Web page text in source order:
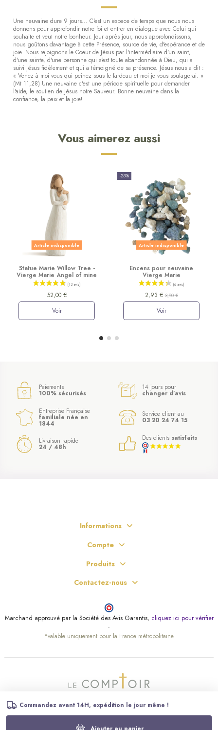
Commandez avant 14H, expédition le jour même !
Une neuvaine dure 9 jours... C'est un espace de temps que nous nous
donnons pour approfondir notre foi et entrer en dialogue avec Celui qui
souhaite et veut notre bonheur. Jour après jour, nous approfondissons,
nous goûtons davantage à cette Présence, source de vie, d'espérance et de
joie. Nous rejoignons le Coeur de Jésus par l'intermédiaire d'un saint,
d'une sainte, d'une personne qui s'est toute abandonnée à Dieu, qui a
suivi Jésus fidèlement et qui a témoigné de sa présence. Jésus nous a dit :
« Venez à moi vous qui peinez sous le fardeau et moi je vous soulagerai. »
(Mt 11,28) Une neuvaine c'est une période spirituelle pour demander
l'aide, le soutien de Jésus notre Sauveur. Bonne neuvaine dans la
confiance, la paix et la joie!
Vous aimerez aussi
Article indisponible
Statue Marie Willow Tree -
Vierge Marie Angel of mine
52,00 €
Voir
-25%
Article indisponible
Encens pour neuvaine
Vierge Marie
2,93 €3,90 €
Voir
Paiements
100% sécurisés
14 jours pour
changer d’avis
Entreprise Française
familiale née en
1844
Service client au
03 20 24 74 15
Livraison rapide
24 / 48h
Des clients satisfaits
Informations
Compte
Produits
Contactez-nous
Marchand approuvé par la Société des Avis Garantis, cliquez ici pour vérifier
.
*valable uniquement pour la France métropolitaine